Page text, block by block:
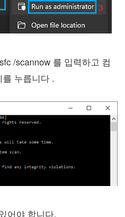
/scannow 를 입력하고 컴
누릅니다 .
어야 합니다.